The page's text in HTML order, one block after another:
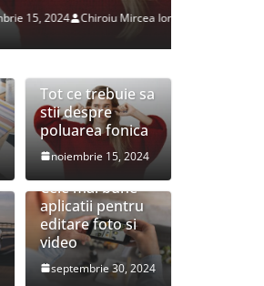
Chiroiu Mircea Ionut
Tot ce trebuie sa
stii despre
poluarea fonica
noiembrie 15, 2024
Cele mai bune
aplicatii pentru
editare foto si
video
septembrie 30, 2024